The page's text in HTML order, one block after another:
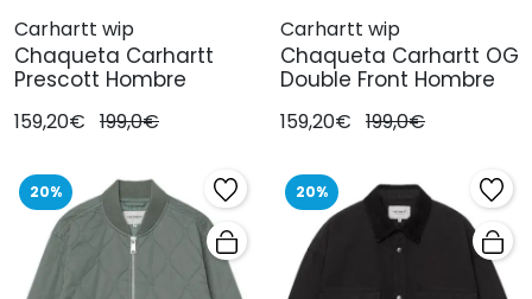
Carhartt wip
Chaqueta Carhartt
Prescott Hombre
159,20€ 199,0€
Carhartt wip
Chaqueta Carhartt OG
Double Front Hombre
159,20€ 199,0€
20% 20%